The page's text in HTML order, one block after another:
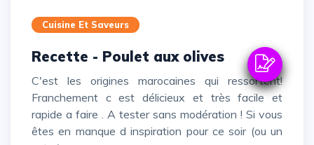
Cuisine Et Saveurs
Recette - Poulet aux olives
C'est les origines marocaines qui ressortent!
Franchement c est délicieux et très facile et
rapide a faire . A tester sans modération ! Si vous
êtes en manque d inspiration pour ce soir (ou un